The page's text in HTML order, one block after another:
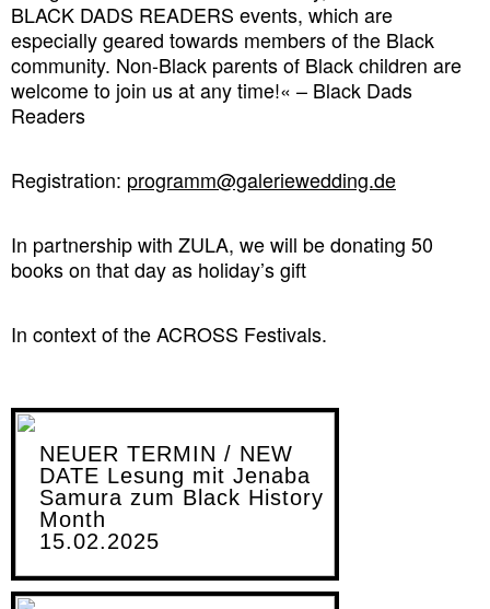
BLACK DADS READERS events, which are
especially geared towards members of the Black
community. Non-Black parents of Black children are
welcome to join us at any time!« – Black Dads
Readers
Registration: programm@galeriewedding.de
In partnership with ZULA, we will be donating 50
books on that day as holiday’s gift
In context of the ACROSS Festivals.
NEUER TERMIN / NEW
DATE Lesung mit Jenaba
Samura zum Black History
Month
15.02.2025